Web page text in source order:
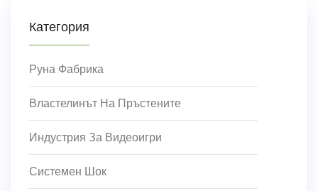
Категория
Руна Фабрика
Властелинът На Пръстените
Индустрия За Видеоигри
Системен Шок